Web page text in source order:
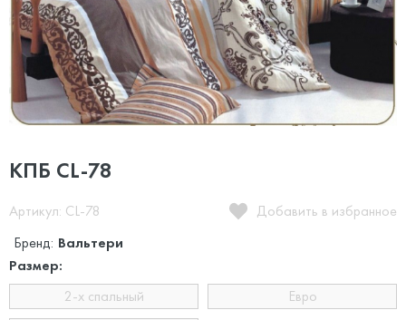
КПБ CL-78
Артикул: CL-78
Добавить в избранное
Бренд: Вальтери
Размер:
2-х спальный
Евро